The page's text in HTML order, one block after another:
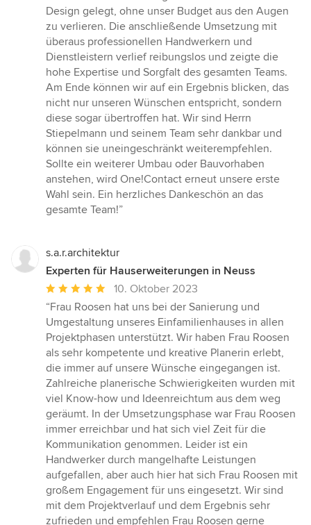
Design gelegt, ohne unser Budget aus den Augen
zu verlieren. Die anschließende Umsetzung mit
überaus professionellen Handwerkern und
Dienstleistern verlief reibungslos und zeigte die
hohe Expertise und Sorgfalt des gesamten Teams.
Am Ende können wir auf ein Ergebnis blicken, das
nicht nur unseren Wünschen entspricht, sondern
diese sogar übertroffen hat. Wir sind Herrn
Stiepelmann und seinem Team sehr dankbar und
können sie uneingeschränkt weiterempfehlen.
Sollte ein weiterer Umbau oder Bauvorhaben
anstehen, wird One!Contact erneut unsere erste
Wahl sein. Ein herzliches Dankeschön an das
gesamte Team!”
s.a.r.architektur
Experten für Hauserweiterungen in Neuss
Durchschnittliche
Bewertung:
5
von
5
Sternen
10. Oktober 2023
“Frau Roosen hat uns bei der Sanierung und
Umgestaltung unseres Einfamilienhauses in allen
Projektphasen unterstützt. Wir haben Frau Roosen
als sehr kompetente und kreative Planerin erlebt,
die immer auf unsere Wünsche eingegangen ist.
Zahlreiche planerische Schwierigkeiten wurden mit
viel Know-how und Ideenreichtum aus dem weg
geräumt. In der Umsetzungsphase war Frau Roosen
immer erreichbar und hat sich viel Zeit für die
Kommunikation genommen. Leider ist ein
Handwerker durch mangelhafte Leistungen
aufgefallen, aber auch hier hat sich Frau Roosen mit
großem Engagement für uns eingesetzt. Wir sind
mit dem Projektverlauf und dem Ergebnis sehr
zufrieden und empfehlen Frau Roosen gerne